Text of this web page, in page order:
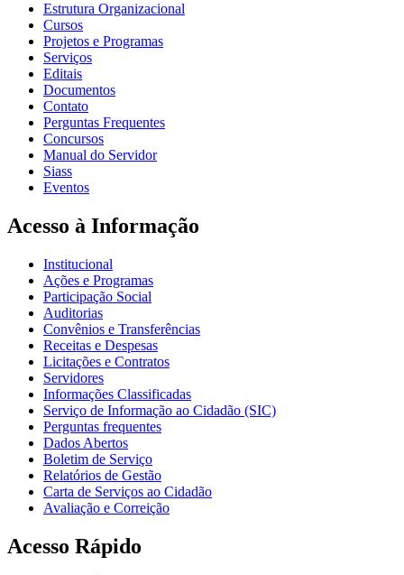
Estrutura Organizacional
Cursos
Projetos e Programas
Serviços
Editais
Documentos
Contato
Perguntas Frequentes
Concursos
Manual do Servidor
Siass
Eventos
Acesso à Informação
Institucional
Ações e Programas
Participação Social
Auditorias
Convênios e Transferências
Receitas e Despesas
Licitações e Contratos
Servidores
Informações Classificadas
Serviço de Informação ao Cidadão (SIC)
Perguntas frequentes
Dados Abertos
Boletim de Serviço
Relatórios de Gestão
Carta de Serviços ao Cidadão
Avaliação e Correição
Acesso Rápido